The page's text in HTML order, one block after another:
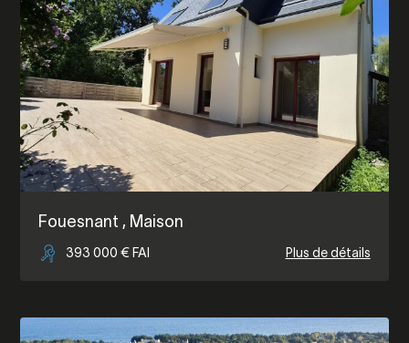
Fouesnant , Maison
393 000 € FAI Plus de détails